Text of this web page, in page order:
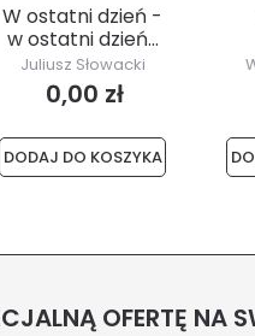
W ostatni dzień -
w ostatni dzień...
Juliusz Słowacki
0,00 zł
DODAJ DO KOSZYKA
OFERTĘ NA